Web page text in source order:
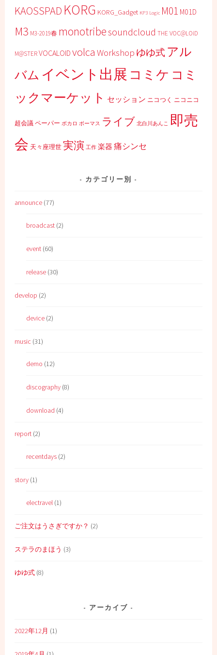
KAOSSPAD KORG KORG_Gadget KP3 Logic M01 M01D
M3 M3-2019春 monotribesoundcloud THE VOC@LOiD
M@STERVOCALOID volca Workshop ゆゆ式アル
バム イベント出展 コミケ コミ
ックマーケット セッション ニコつく ニコニコ
超会議ペーパー ボカロ ボーマス ライブ 北白川あんこ 即売
会 天々座理世 実演 工作 楽器 痛シンセ
カテゴリー別
announce (77)
broadcast (2)
event (60)
release (30)
develop (2)
device (2)
music (31)
demo (12)
discography (8)
download (4)
report (2)
recentdays (2)
story (1)
electravel (1)
ご注文はうさぎですか？ (2)
ステラのまほう (3)
ゆゆ式 (8)
アーカイブ
2022年12月 (1)